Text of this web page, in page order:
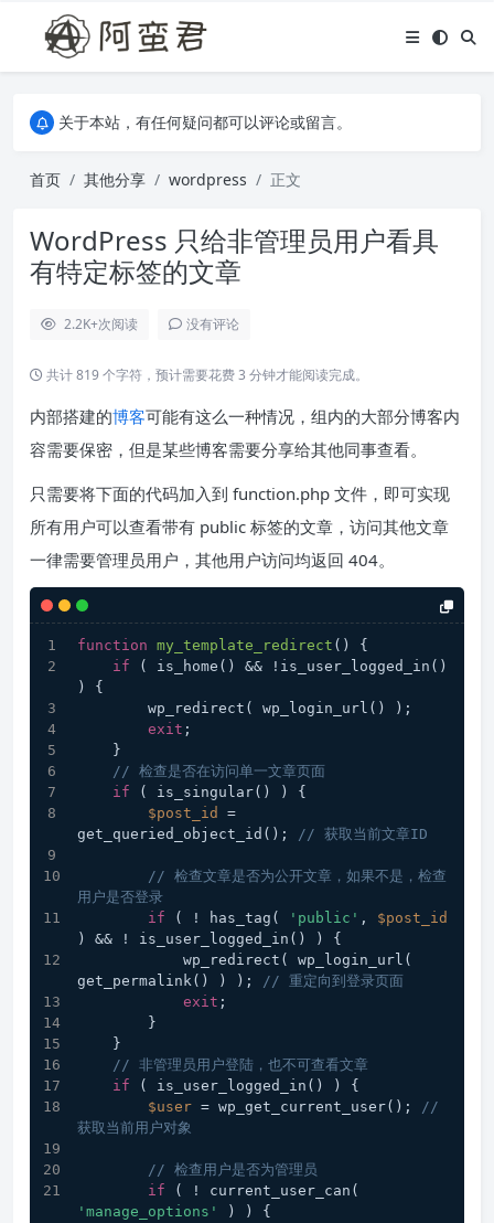
关于本站，有任何疑问都可以评论或留言。
关于本站，有任何疑问都可以评论或留言。
首页
其他分享 wordpress 正文
WordPress 只给非管理员用户看具
有特定标签的文章
2.2K+次阅读 没有评论
共计 819 个字符，预计需要花费 3 分钟才能阅读完成。
内部搭建的博客可能有这么一种情况，组内的大部分博客内
容需要保密，但是某些博客需要分享给其他同事查看。
只需要将下面的代码加入到 function.php 文件，即可实现
所有用户可以查看带有 public 标签的文章，访问其他文章
一律需要管理员用户，其他用户访问均返回 404。
function my_template_redirect ( ) {
if ( is_home() && !is_user_logged_in()
) {
        wp_redirect( wp_login_url() );
exit ;
    }
// 检查是否在访问单一文章页面
if ( is_singular() ) {
$post_id
=
get_queried_object_id(); // 获取当前文章ID
// 检查文章是否为公开文章，如果不是，检查
用户是否登录
if ( ! has_tag( 'public' , $post_id
) && ! is_user_logged_in() ) {
get_permalink() ) ); // 重定向到登录页面
exit ;
        }
    }
// 非管理员用户登陆，也不可查看文章
if ( is_user_logged_in() ) {
$user = wp_get_current_user(); //
获取当前用户对象
// 检查用户是否为管理员
if
'manage_options'
) ) {